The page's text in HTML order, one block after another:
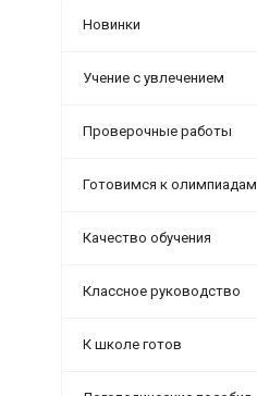
Новинки
Учение с увлечением
Проверочные работы
Готовимся к олимпиадам
Качество обучения
Классное руководство
К школе готов